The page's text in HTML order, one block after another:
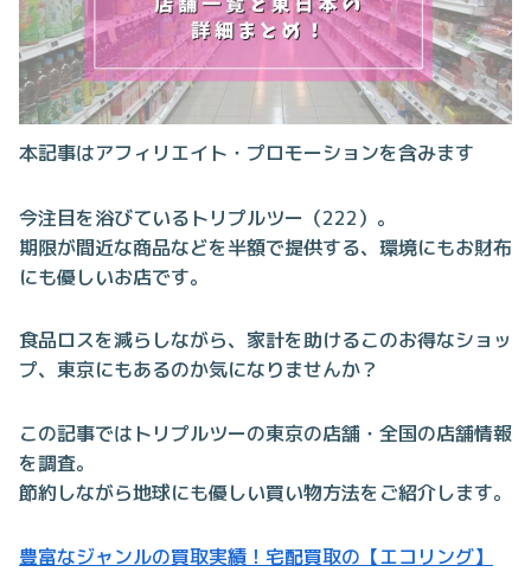
本記事はアフィリエイト・プロモーションを含みます
今注目を浴びているトリプルツー（222）。
期限が間近な商品などを半額で提供する、環境にもお財布
にも優しいお店です。
食品ロスを減らしながら、家計を助けるこのお得なショッ
プ、東京にもあるのか気になりませんか？
この記事ではトリプルツーの東京の店舗・全国の店舗情報
を調査。
節約しながら地球にも優しい買い物方法をご紹介します。
豊富なジャンルの買取実績！宅配買取の【エコリング】